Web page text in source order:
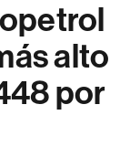
alto
por